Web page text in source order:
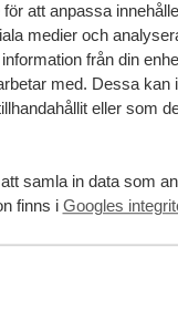
att anpassa
medier och
från din
med. Dessa kan
eller som
samla in data som
finns i Googles